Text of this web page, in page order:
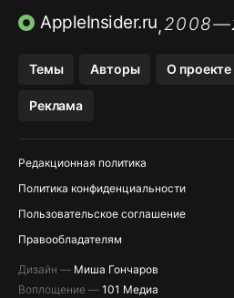
ПРИЛОЖЕНИЯ БЕЗ APP STORE
AppleInsider.ru,
Темы Авторы О проекте
Реклама
Редакционная политика
Политика конфиденциальности
Пользовательское соглашение
Правообладателям
Дизайн — Миша Гончаров
Воплощение — 101 Медиа